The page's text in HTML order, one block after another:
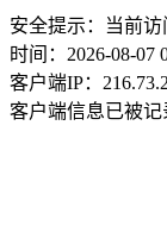
安全提示：当前
时间：2026-08-07
客户端IP：
客户端信息已被记